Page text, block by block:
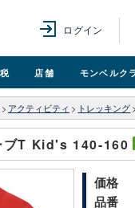
ログイン
店舗 モンベルク
> アクティビティ > トレッキング >
ブT Kid's 140-160
価格
品番